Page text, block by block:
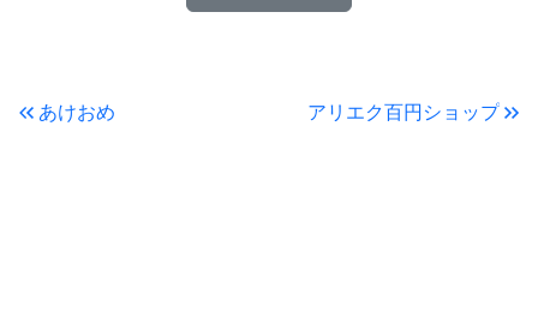
あけおめ アリエク百円ショップ